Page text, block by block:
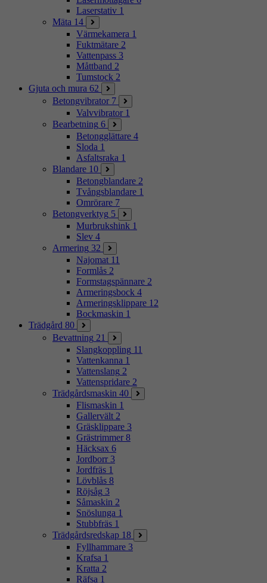
Laserstativ 1
Mäta 14
Värmekamera 1
Fuktmätare 2
Vattenpass 3
Måttband 2
Tumstock 2
Gjuta och mura 62
Betongvibrator 7
Valvvibrator 1
Bearbetning 6
Betongglättare 4
Sloda 1
Asfaltsraka 1
Blandare 10
Betongblandare 2
Tvångsblandare 1
Omrörare 7
Betongverktyg 5
Murbrukshink 1
Slev 4
Armering 32
Najomat 11
Formlås 2
Formstagspännare 2
Armeringsbock 4
Armeringsklippare 12
Bockmaskin 1
Trädgård 80
Bevattning 21
Slangkoppling 11
Vattenkanna 1
Vattenslang 2
Vattenspridare 2
Trädgårdsmaskin 40
Flismaskin 1
Gallervält 2
Gräsklippare 3
Grästrimmer 8
Häcksax 6
Jordborr 3
Jordfräs 1
Lövblås 8
Röjsåg 3
Såmaskin 2
Snöslunga 1
Stubbfräs 1
Trädgårdsredskap 18
Fyllhammare 3
Krafsa 1
Kratta 2
Räfsa 1